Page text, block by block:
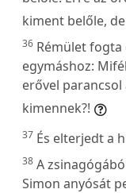
kiment belőle,
36 Rémület fogta
egymáshoz:
erővel
kimennek?!
37 És elterjedt a
38 A
Simon anyósát